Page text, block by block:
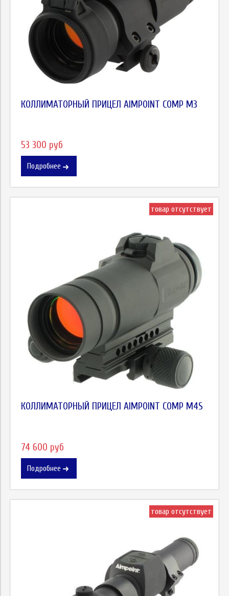
КОЛЛИМАТОРНЫЙ ПРИЦЕЛ AIMPOINT COMP М3
53 300 руб
Подробнее
товар отсутствует
КОЛЛИМАТОРНЫЙ ПРИЦЕЛ AIMPOINT COMP М4S
74 600 руб
Подробнее
товар отсутствует